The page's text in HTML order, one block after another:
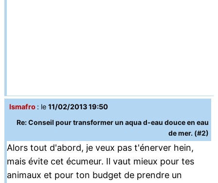
Ismafro: le 11/02/2013 19:50
Re: Conseil pour transformer un aqua d-eau douce en eau
de mer. (#2)
Alors tout d'abord, je veux pas t'énerver hein,
mais évite cet écumeur. Il vaut mieux pour tes
animaux et pour ton budget de prendre un